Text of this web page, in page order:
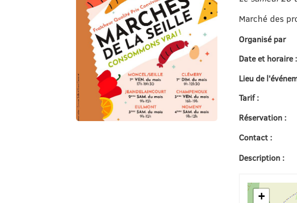
Marché des
Organisé par
Date et horaire :
Lieu de
Tarif :
Réservation :
Contact :
Description :
+